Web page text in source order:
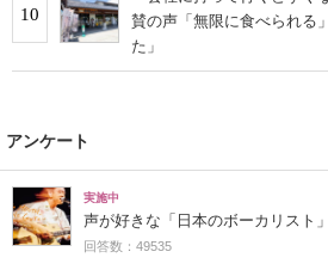
10
賛の声「無限に食べられる
た」
アンケート
実施中
声が好きな「日本のボーカリスト
回答数：49535